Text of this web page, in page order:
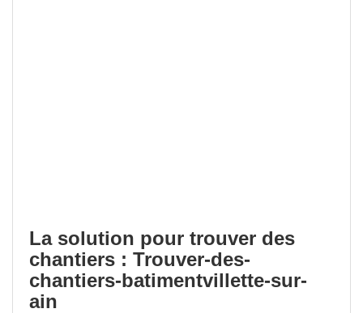
La solution pour trouver des
chantiers : Trouver-des-
chantiers-batimentvillette-sur-
ain